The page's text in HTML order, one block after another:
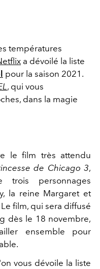
températures
a dévoilé la liste
pour la saison 2021.
, qui vous
dans la magie
le film très attendu
de Chicago 3,
trois personnages
la reine Margaret et
film, qui sera diffusé
dès le 18 novembre,
ensemble pour
vous dévoile la liste